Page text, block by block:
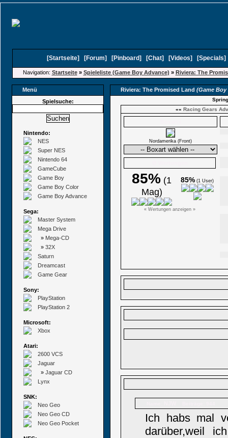
[Startseite] [Forum] [Pinboard] [Chat] [Videos] [Specials
Navigation: Startseite» Spieleliste (Game Boy Advance) » Riviera: The
Menü Riviera: The Promised Land (Game Boy
Spielsuche:
Nintendo:
NES
Super NES
Nintendo 64
GameCube
Game Boy
Game Boy Color
Game Boy Advance
Sega:
Master System
Mega Drive
» Mega-CD
» 32X
Saturn
Dreamcast
Game Gear
Sony:
PlayStation
PlayStation 2
Microsoft:
Xbox
Atari:
2600 VCS
Jaguar
» Jaguar CD
Lynx
SNK:
Neo Geo
Neo Geo CD
Neo Geo Pocket
«« Racing Gears
Nordamerika (Front)
85% (1
Mag)
85% (1 User)
« Wertungen anzeigen »
Ich habs mal
darüber,weil